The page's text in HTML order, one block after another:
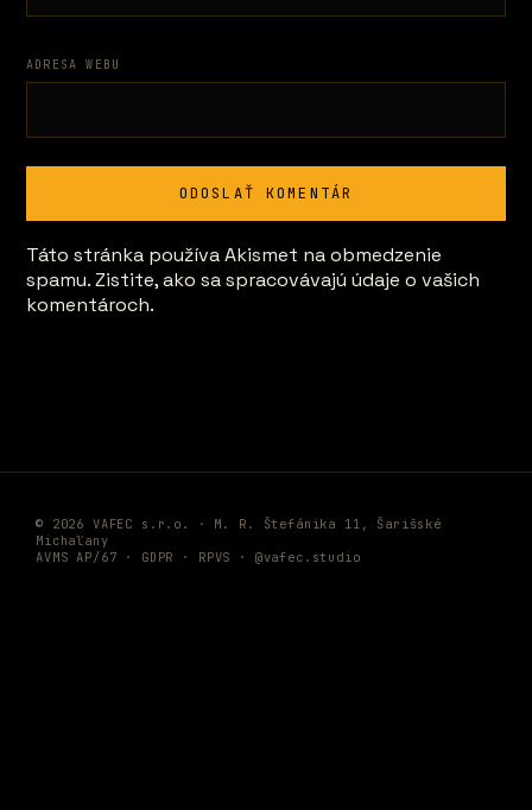
ADRESA WEBU
Táto stránka používa Akismet na obmedzenie
spamu.Zistite, ako sa spracovávajú údaje o vašich
komentároch.
© 2026 VAFEC s.r.o. · M. R. Štefánika 11, Šarišské
Michaľany
AVMS AP/67 · GDPR · RPVS · @vafec.studio